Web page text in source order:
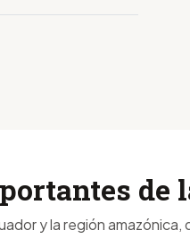
de
y la región